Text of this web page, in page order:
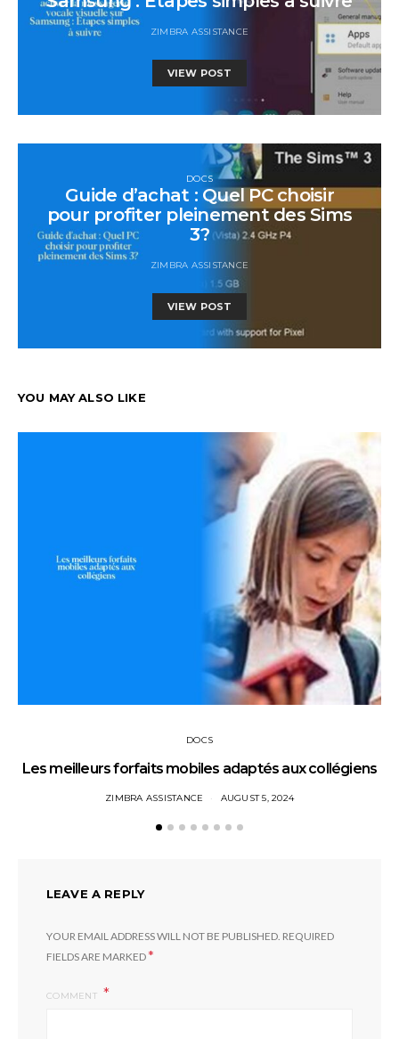
ZIMBRA ASSISTANCE
VIEW POST
DOCS
Guide d’achat : Quel PC choisir
pour profiter pleinement des Sims
3?
ZIMBRA ASSISTANCE
VIEW POST
YOU MAY ALSO LIKE
DOCS
Les meilleurs forfaits mobiles adaptés aux collégiens
ZIMBRA ASSISTANCE AUGUST 5, 2024
LEAVE A REPLY
YOUR EMAIL ADDRESS WILL NOT BE PUBLISHED. REQUIRED
FIELDS ARE MARKED*
COMMENT